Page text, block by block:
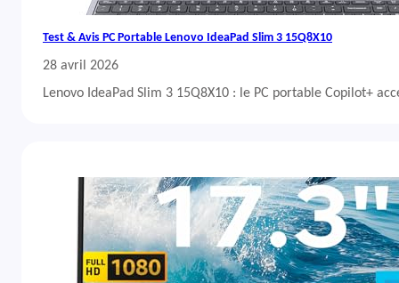
Test & Avis PC Portable Lenovo IdeaPad Slim 3 15Q8X10
28 avril 2026
Lenovo IdeaPad Slim 3 15Q8X10 : le PC portable Copilot+